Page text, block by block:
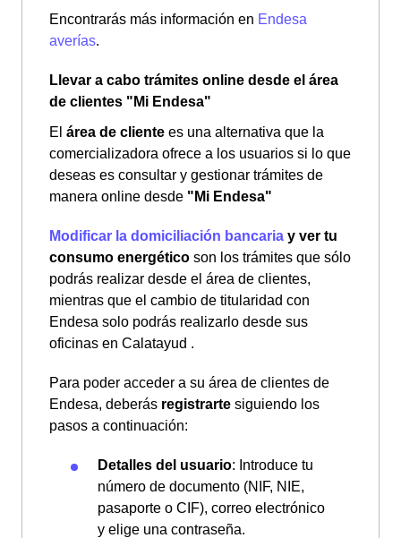
Encontrarás más información en Endesa
averías.
Llevar a cabo trámites online desde el área
de clientes "Mi Endesa"
El área de cliente es una alternativa que la
comercializadora ofrece a los usuarios si lo que
deseas es consultar y gestionar trámites de
manera online desde "Mi Endesa"
Modificar la domiciliación bancaria y ver tu
consumo energético son los trámites que sólo
podrás realizar desde el área de clientes,
mientras que el cambio de titularidad con
Endesa solo podrás realizarlo desde sus
oficinas en Calatayud .
Para poder acceder a su área de clientes de
Endesa, deberás registrarte siguiendo los
pasos a continuación:
Detalles del usuario: Introduce tu
número de documento (NIF, NIE,
pasaporte o CIF), correo electrónico
y elige una contraseña.